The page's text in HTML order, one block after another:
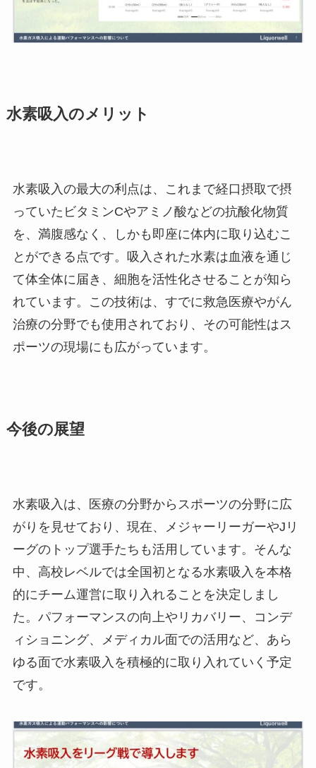
水素吸入のメリット
水素吸入の最大の利点は、これまで経口摂取で摂
っていたビタミンCやアミノ酸などの抗酸化物質
を、満腹感なく、しかも即座に体内に取り込むこ
とができる点です。吸入された水素は血液を通じ
て体全体に届き、細胞を活性化させることが知ら
れています。この技術は、すでに救急医療やがん
治療の分野でも使用されており、その可能性はス
ポーツの現場にも広がっています。
今後の展望
水素吸入は、医療の分野からスポーツの分野に広
がりを見せており、現在、メジャーリーガーやJリ
ーグのトップ選手たちも活用しています。そんな
中、高校レベルでは全国初となる水素吸入を本格
的にチーム運営に取り入れることを決定しまし
た。パフォーマンスの向上やリカバリー、コンデ
ィショニング、メディカル面での活用など、あら
ゆる面で水素吸入を積極的に取り入れていく予定
です。